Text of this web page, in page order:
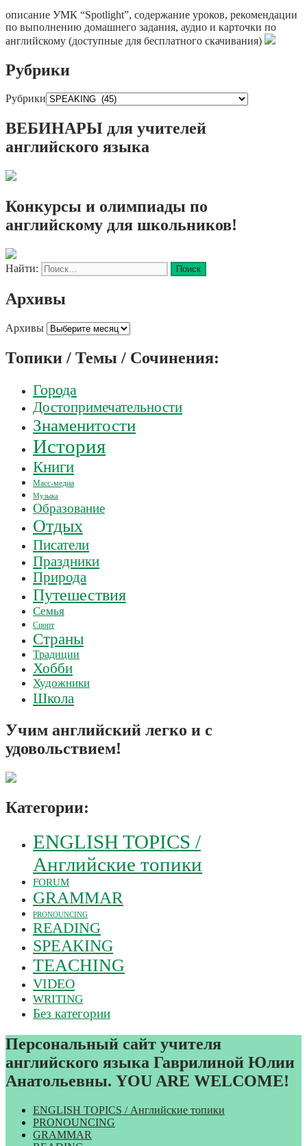
описание УМК “Spotlight”, содержание уроков, рекомендации
по выполнению домашнего задания, аудио и карточки по
английскому (доступные для бесплатного скачивания)
Рубрики
Рубрики
ВЕБИНАРЫ для учителей
английского языка
Конкурсы и олимпиады по
английскому для школьников!
Найти:
Архивы
Архивы
Топики / Темы / Сочинения:
Города
Достопримечательности
Знаменитости
История
Книги
Масс-медиа
Музыка
Образование
Отдых
Писатели
Праздники
Природа
Путешествия
Семья
Спорт
Страны
Традиции
Хобби
Художники
Школа
Учим английский легко и с
удовольствием!
Категории:
ENGLISH TOPICS /
Английские топики
FORUM
GRAMMAR
PRONOUNCING
READING
SPEAKING
TEACHING
VIDEO
WRITING
Без категории
Персональный сайт учителя
английского языка Гаврилиной Юлии
Анатольевны. YOU ARE WELCOME!
ENGLISH TOPICS / Английские топики
PRONOUNCING
GRAMMAR